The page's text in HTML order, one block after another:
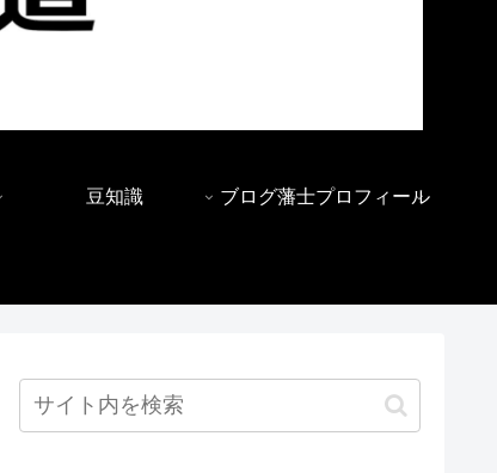
豆知識 ブログ藩士プロフィール